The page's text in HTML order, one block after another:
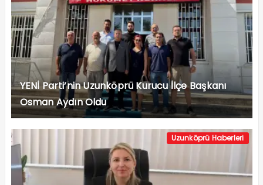
YENİ Parti’nin Uzunköprü Kurucu İlçe Başkanı
Osman Aydın Oldu
Uzunköprü Haberleri